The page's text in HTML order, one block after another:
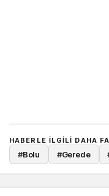
HABERLE ILGILI DAHA
#Bolu #Gerede